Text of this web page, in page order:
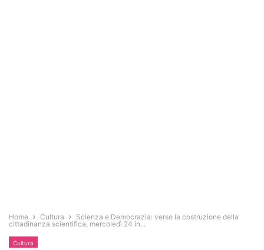
Home Cultura
Scienza e Democrazia: verso la costruzione della
cittadinanza scientifica, mercoledì 24 in...
Cultura